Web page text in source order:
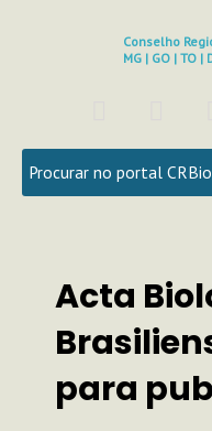
Conselho
MG | GO | TO |
c
e
b
k
s
t
a
a
m
Acta
para